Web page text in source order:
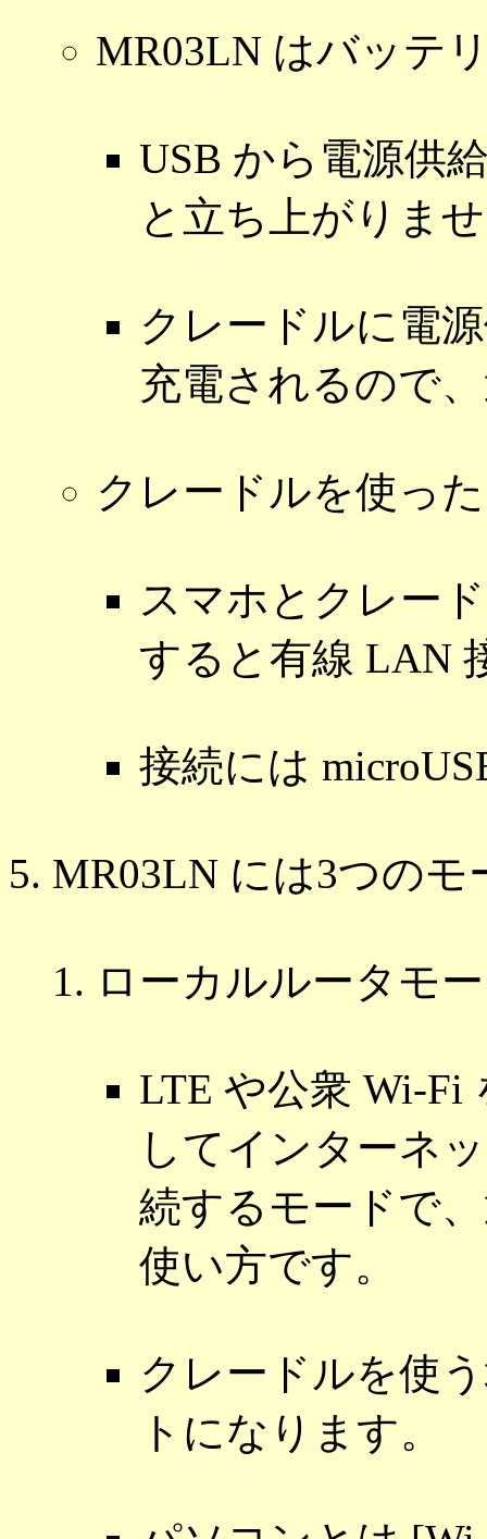
MR03LN はバッテ
USB から電源供
と立ち上がりま
クレードルに電
充電されるので
クレードルを使っ
スマホとクレー
すると有線 LAN
接続には
MR03LN には3つの
ローカルルータモ
LTE や公衆 Wi-Fi
してインターネ
続するモードで
使い方です。
クレードルを使
トになります。